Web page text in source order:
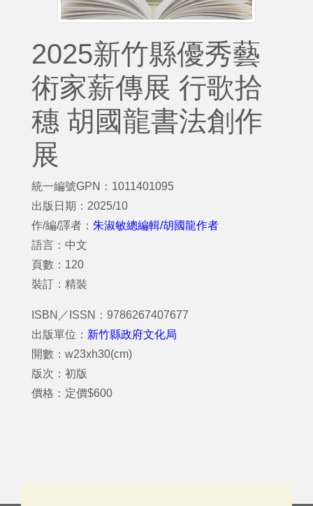
2025新竹縣優秀藝
術家薪傳展 行歌拾
穗 胡國龍書法創作
展
統一編號GPN：1011401095
出版日期：2025/10
作/編/譯者： 朱淑敏總編輯/胡國龍作者
語言：中文
頁數：120
裝訂：精裝
ISBN／ISSN：9786267407677
出版單位： 新竹縣政府文化局
開數：w23xh30(cm)
版次：初版
價格：定價$600